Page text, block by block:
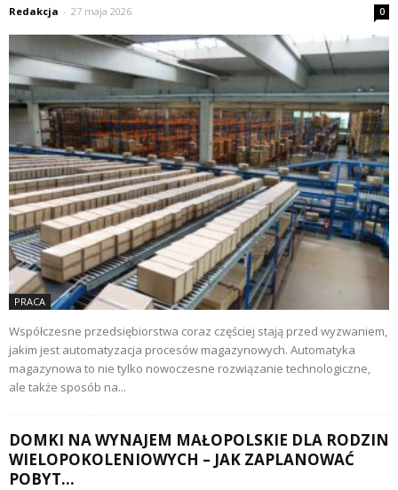
Redakcja - 27 maja 2026 0
PRACA
Współczesne przedsiębiorstwa coraz częściej stają przed wyzwaniem,
jakim jest automatyzacja procesów magazynowych. Automatyka
magazynowa to nie tylko nowoczesne rozwiązanie technologiczne,
ale także sposób na...
DOMKI NA WYNAJEM MAŁOPOLSKIE DLA RODZIN
WIELOPOKOLENIOWYCH – JAK ZAPLANOWAĆ
POBYT...